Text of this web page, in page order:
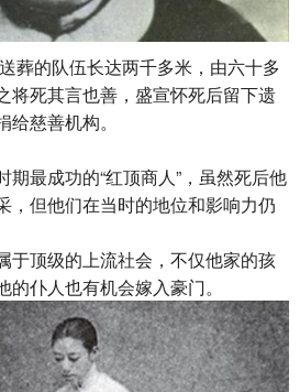
葬的队伍长达两千多米，由六十多
将死其言也善，盛宣怀死后留下遗
慈善机构。
期最成功的“红顶商人”，虽然死后他
，但他们在当时的地位和影响力仍
于顶级的上流社会，不仅他家的孩
仆人也有机会嫁入豪门。